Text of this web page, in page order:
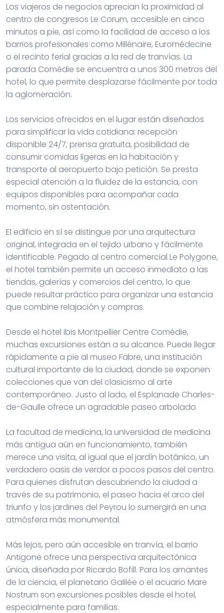
Los viajeros de negocios aprecian la proximidad al
centro de congresos Le Corum, accesible en cinco
minutos a pie, así como la facilidad de acceso a los
barrios profesionales como Millénaire, Euromédecine
o el recinto ferial gracias a la red de tranvías. La
parada Comédie se encuentra a unos 300 metros del
hotel, lo que permite desplazarse fácilmente por toda
la aglomeración.
Los servicios ofrecidos en el lugar están diseñados
para simplificar la vida cotidiana: recepción
disponible 24/7, prensa gratuita, posibilidad de
consumir comidas ligeras en la habitación y
transporte al aeropuerto bajo petición. Se presta
especial atención a la fluidez de la estancia, con
equipos disponibles para acompañar cada
momento, sin ostentación.
El edificio en sí se distingue por una arquitectura
original, integrada en el tejido urbano y fácilmente
identificable. Pegado al centro comercial Le Polygone,
el hotel también permite un acceso inmediato a las
tiendas, galerías y comercios del centro, lo que
puede resultar práctico para organizar una estancia
que combine relajación y compras.
Desde el hotel ibis Montpellier Centre Comédie,
muchas excursiones están a su alcance. Puede llegar
rápidamente a pie al museo Fabre, una institución
cultural importante de la ciudad, donde se exponen
colecciones que van del clasicismo al arte
contemporáneo. Justo al lado, el Esplanade Charles-
de-Gaulle ofrece un agradable paseo arbolado.
La facultad de medicina, la universidad de medicina
más antigua aún en funcionamiento, también
merece una visita, al igual que el jardín botánico, un
verdadero oasis de verdor a pocos pasos del centro.
Para quienes disfrutan descubriendo la ciudad a
través de su patrimonio, el paseo hacia el arco del
triunfo y los jardines del Peyrou lo sumergirá en una
atmósfera más monumental.
Más lejos, pero aún accesible en tranvía, el barrio
Antigone ofrece una perspectiva arquitectónica
única, diseñada por Ricardo Bofill. Para los amantes
de la ciencia, el planetario Galilée o el acuario Mare
Nostrum son excursiones posibles desde el hotel,
especialmente para familias.